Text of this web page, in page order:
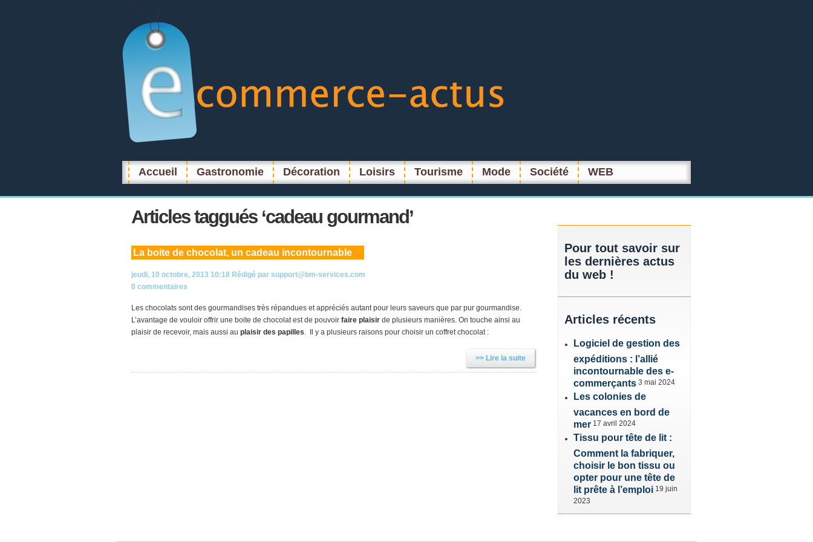
Accueil Gastronomie Décoration Loisirs Tourisme Mode Société WEB
Articlestaggués ‘cadeau gourmand’
La boite de chocolat, un cadeau incontournable
jeudi, 10 octobre, 2013 10:18 Rédigé par support@bm-services.com
0 commentaires
Les chocolats sont des gourmandises très répandues et appréciés autant pour leurs saveurs que par pur gourmandise.
L’avantage de vouloir offrir une boite de chocolat est de pouvoir faire plaisir de plusieurs manières. On touche ainsi au
plaisir de recevoir, mais aussi au plaisir des papilles . Il y a plusieurs raisons pour choisir un coffret chocolat :
>> Lire la suite
Pour tout savoir sur
les dernières actus
du web !
Articles récents
Logiciel de gestion des
expéditions : l’allié
incontournable des e-
commerçants 3 mai 2024
Les colonies de
vacances en bord de
mer 17 avril 2024
Tissu pour tête de lit :
Comment la fabriquer,
choisir le bon tissu ou
opter pour une tête de
lit prête à l’emploi 19 juin
2023